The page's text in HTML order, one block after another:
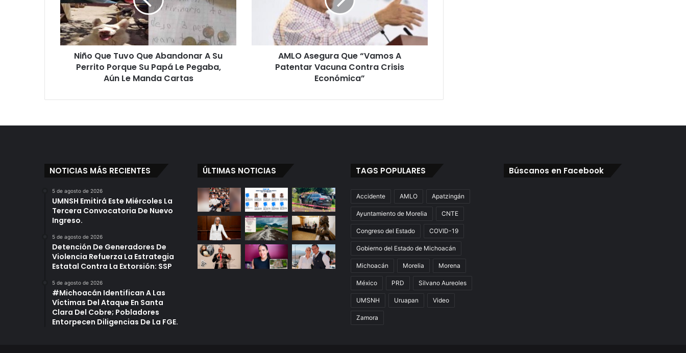
A
Su
Perrito
Porque
Niño Que Tuvo Que Abandonar A Su
Perrito Porque Su Papá Le Pegaba,
Aún Le Manda Cartas
Económica”AMLO Asegura Que “Vamos A
Patentar Vacuna Contra Crisis
Económica”
NOTICIAS MÁS RECIENTES
5 de agosto de 2026
UMNSH Emitirá Este Miércoles La
Tercera Convocatoria De Nuevo
Ingreso.
5 de agosto de 2026
Detención De Generadores De
Violencia Refuerza La Estrategia
Estatal Contra La Extorsión: SSP
5 de agosto de 2026
#Michoacán Identifican A Las
Víctimas Del Ataque En Santa
Clara Del Cobre; Pobladores
Entorpecen Diligencias De La FGE.
ÚLTIMAS NOTICIAS TAGS POPULARES
Accidente AMLO Apatzingán
Ayuntamiento de Morelia CNTE
Congreso del Estado COVID-19
Gobierno del Estado de Michoacán
Michoacán Morelia Morena
México PRD Silvano Aureoles
UMSNH Uruapan Video
Zamora
Búscanos en Facebook